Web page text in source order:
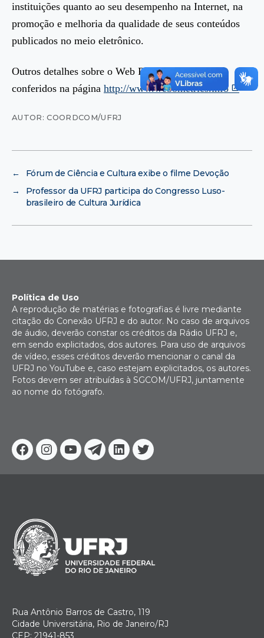
instituições quanto ao seu desempenho na Internet, na
promoção e melhoria da qualidade de seus conteúdos
publicados no meio eletrônico.
Outros detalhes sobre o Web Ranking podem ser
conferidos na página http://www.webometrics.info
AUTOR: COORDCOM/UFRJ
←
Fórum de Ciência e Cultura exibe o filme Devoção
→
Professor da UFRJ participa do Congresso Luso-
brasileiro de Cultura Jurídica
Facebook
Instagram
YoutubeTelegram
Linkedin
Twitter
Política de Uso
A reprodução de matérias e fotografias é livre mediante
citação do Conexão UFRJ e do autor. No caso de arquivos
de áudio, deverão constar os créditos da Rádio UFRJ e,
em sendo explicitados, dos autores. Para uso de arquivos
de vídeo, esses créditos deverão mencionar o canal da
UFRJ no YouTube e, caso estejam explicitados, os autores.
Fotos devem ser atribuídas à SGCOM/UFRJ, juntamente
ao nome do fotógrafo.
Rua Antônio Barros de Castro, 119
Cidade Universitária, Rio de Janeiro/RJ
CEP: 21941-853